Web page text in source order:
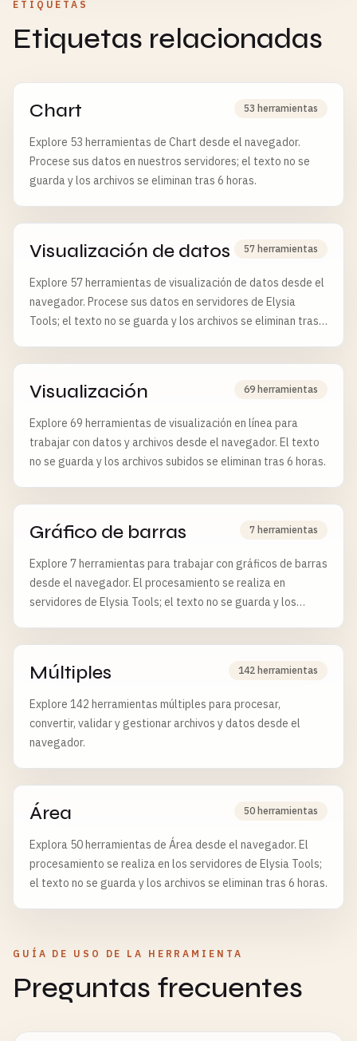
ETIQUETAS
Etiquetas relacionadas
Chart 53 herramientas
Explore 53 herramientas de Chart desde el navegador.
Procese sus datos en nuestros servidores; el texto no se
guarda y los archivos se eliminan tras 6 horas.
Visualización de datos 57 herramientas
Explore 57 herramientas de visualización de datos desde el
navegador. Procese sus datos en servidores de Elysia
Tools; el texto no se guarda y los archivos se eliminan tras 6
Visualización 69 herramientas
Explore 69 herramientas de visualización en línea para
trabajar con datos y archivos desde el navegador. El texto
no se guarda y los archivos subidos se eliminan tras 6 horas.
Gráfico de barras 7 herramientas
Explore 7 herramientas para trabajar con gráficos de barras
desde el navegador. El procesamiento se realiza en
servidores de Elysia Tools; el texto no se guarda y los
Múltiples 142 herramientas
Explore 142 herramientas múltiples para procesar,
convertir, validar y gestionar archivos y datos desde el
navegador.
Área 50 herramientas
Explora 50 herramientas de Área desde el navegador. El
procesamiento se realiza en los servidores de Elysia Tools;
el texto no se guarda y los archivos se eliminan tras 6 horas.
GUÍA DE USO DE LA HERRAMIENTA
Preguntas frecuentes